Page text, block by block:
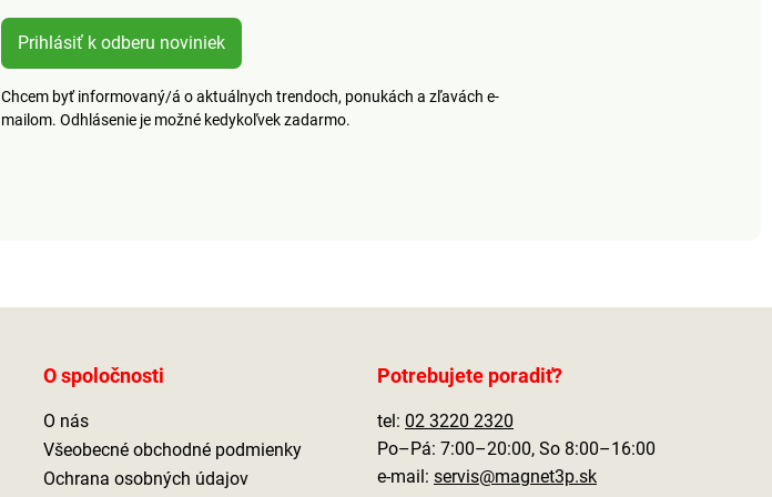
Prihlásiť k odberu noviniek
Chcem byť informovaný/á o aktuálnych trendoch, ponukách a zľavách e-
mailom. Odhlásenie je možné kedykoľvek zadarmo.
O spoločnosti
O nás
Všeobecné obchodné podmienky
Ochrana osobných údajov
Potrebujete poradiť?
tel: 02 3220 2320
Po–Pá: 7:00–20:00, So 8:00–16:00
e-mail: servis@magnet3p.sk